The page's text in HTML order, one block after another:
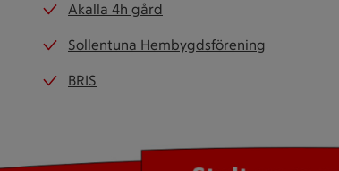
Akalla 4h gård
Sollentuna Hembygdsförening
BRIS